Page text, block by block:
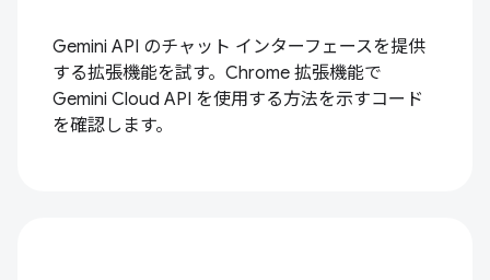
Gemini API のチャット インターフェースを提供
する拡張機能を試す。Chrome 拡張機能で
Gemini Cloud API を使用する方法を示すコード
を確認します。